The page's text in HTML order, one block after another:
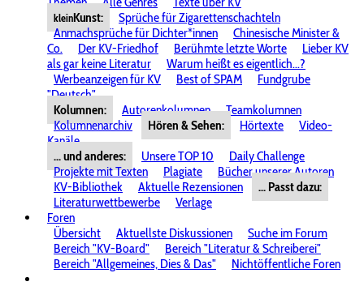
kleinKunst:
Sprüche für Zigarettenschachteln
Anmachsprüche für Dichter*innen
Chinesische Minister &
Co.
Der KV-Friedhof Berühmte letzte Worte
Lieber KV
als gar keine Literatur
Warum heißt es eigentlich...?
Werbeanzeigen für KV
Best of SPAM
Fundgrube
"Deutsch"
Kolumnen:
Autorenkolumnen
Teamkolumnen
Kolumnenarchiv
Hören & Sehen: Hörtexte
Video-
Kanäle
... und anderes:
Unsere TOP 10
Daily Challenge
Projekte mit Texten
Plagiate
Bücher unserer Autoren
KV-Bibliothek
Aktuelle Rezensionen
... Passt dazu:
Literaturwettbewerbe
Verlage
Foren
Übersicht
Aktuellste Diskussionen
Suche im Forum
Bereich "KV-Board"
Bereich "Literatur & Schreiberei"
Bereich "Allgemeines, Dies & Das"
Nichtöffentliche Foren